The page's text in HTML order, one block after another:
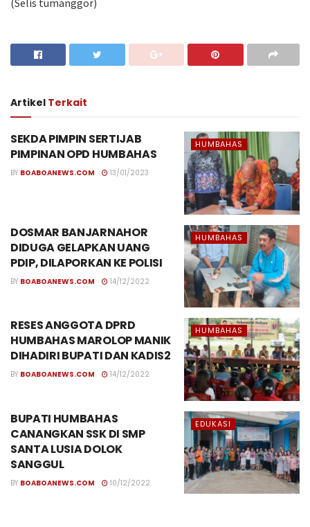
(Selis tumanggor)
Artikel Terkait
HUMBAHAS
SEKDA PIMPIN SERTIJAB
PIMPINAN OPD HUMBAHAS
BY BOABOANEWS.COM 13/01/2023
HUMBAHAS
DOSMAR BANJARNAHOR
DIDUGA GELAPKAN UANG
PDIP, DILAPORKAN KE POLISI
BY BOABOANEWS.COM 14/12/2022
HUMBAHAS
RESES ANGGOTA DPRD
HUMBAHAS MAROLOP MANIK
DIHADIRI BUPATI DAN KADIS2
BY BOABOANEWS.COM 14/12/2022
EDUKASI
BUPATI HUMBAHAS
CANANGKAN SSK DI SMP
SANTA LUSIA DOLOK
SANGGUL
BY BOABOANEWS.COM 10/12/2022